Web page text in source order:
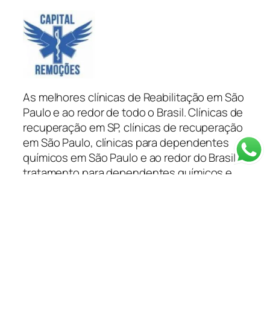
As melhores clínicas de Reabilitação em São
Paulo e ao redor de todo o Brasil. Clínicas de
recuperação em SP, clínicas de recuperação
em São Paulo, clínicas para dependentes
químicos em São Paulo e ao redor do Brasil
tratamento para dependentes químicos e